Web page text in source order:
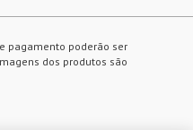
pagamento poderão ser
dos produtos são